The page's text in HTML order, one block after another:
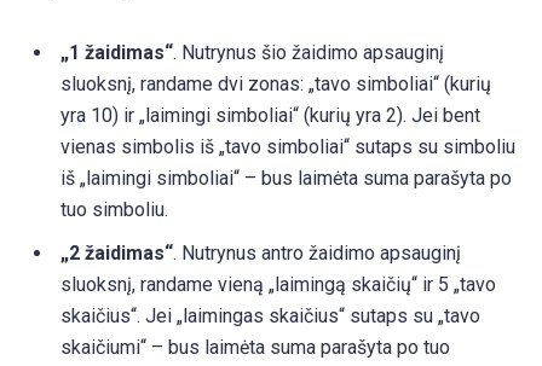
„1 žaidimas“. Nutrynus šio žaidimo apsauginį
sluoksnį, randame dvi zonas: „tavo simboliai“ (kurių
yra 10) ir „laimingi simboliai“ (kurių yra 2). Jei bent
vienas simbolis iš „tavo simboliai“ sutaps su simboliu
iš „laimingi simboliai“ – bus laimėta suma parašyta po
tuo simboliu.
„2 žaidimas“. Nutrynus antro žaidimo apsauginį
sluoksnį, randame vieną „laimingą skaičių“ ir 5 „tavo
skaičius“. Jei „laimingas skaičius“ sutaps su „tavo
skaičiumi“ – bus laimėta suma parašyta po tuo